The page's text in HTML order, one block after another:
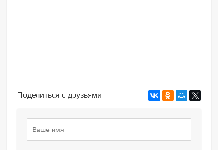
Поделиться с друзьями